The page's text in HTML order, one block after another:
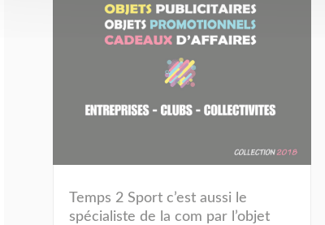
Temps 2 Sport c’est aussi le
spécialiste de la com par l’objet